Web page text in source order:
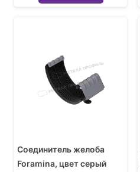
Соединитель желоба
Foramina, цвет серый